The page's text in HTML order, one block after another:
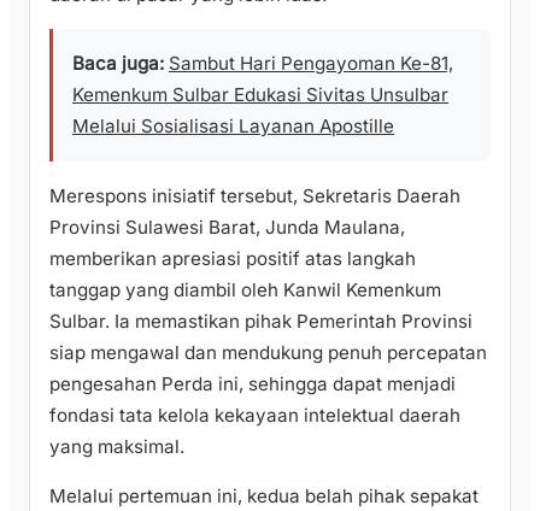
Baca juga: Sambut Hari Pengayoman Ke-81,
Kemenkum Sulbar Edukasi Sivitas Unsulbar
Melalui Sosialisasi Layanan Apostille
Merespons inisiatif tersebut, Sekretaris Daerah
Provinsi Sulawesi Barat, Junda Maulana,
memberikan apresiasi positif atas langkah
tanggap yang diambil oleh Kanwil Kemenkum
Sulbar. Ia memastikan pihak Pemerintah Provinsi
siap mengawal dan mendukung penuh percepatan
pengesahan Perda ini, sehingga dapat menjadi
fondasi tata kelola kekayaan intelektual daerah
yang maksimal.
Melalui pertemuan ini, kedua belah pihak sepakat